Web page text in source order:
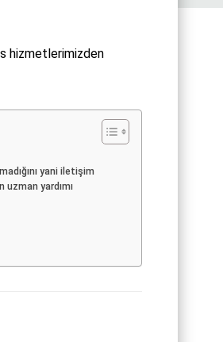
hizmetlerimizden
yani iletişim
uzman yardımı